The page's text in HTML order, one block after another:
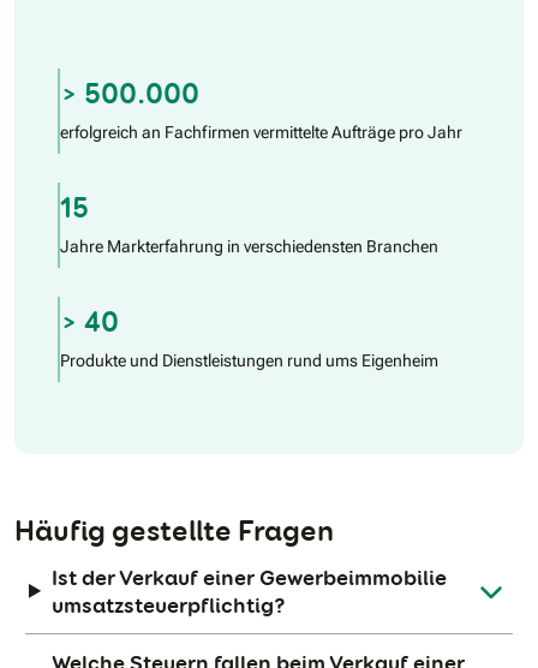
> 500.000
erfolgreich an Fachfirmen vermittelte Aufträge pro Jahr
15
Jahre Markterfahrung in verschiedensten Branchen
> 40
Produkte und Dienstleistungen rund ums Eigenheim
Häufig gestellte Fragen
Ist der Verkauf einer Gewerbeimmobilie
umsatzsteuerpflichtig?
Welche Steuern fallen beim Verkauf einer